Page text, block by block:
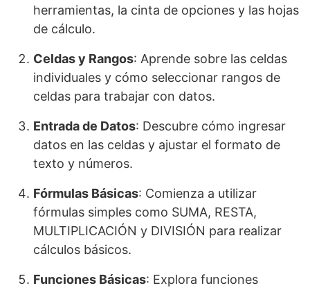
herramientas, la cinta de opciones y las hojas
de cálculo.
Celdas y Rangos: Aprende sobre las celdas
individuales y cómo seleccionar rangos de
celdas para trabajar con datos.
Entrada de Datos: Descubre cómo ingresar
datos en las celdas y ajustar el formato de
texto y números.
Fórmulas Básicas: Comienza a utilizar
fórmulas simples como SUMA, RESTA,
MULTIPLICACIÓN y DIVISIÓN para realizar
cálculos básicos.
Funciones Básicas: Explora funciones